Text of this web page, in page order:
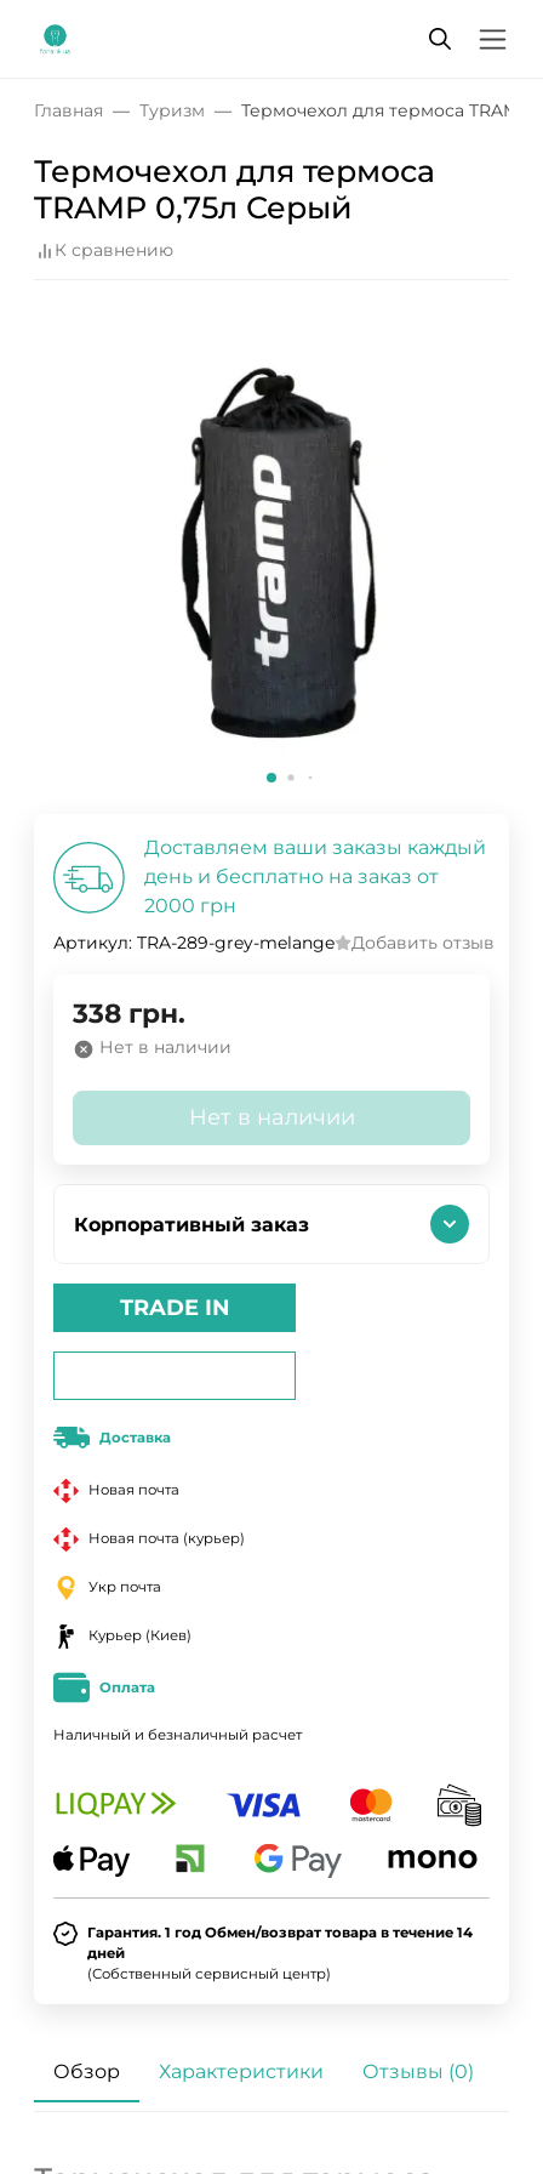
Главная Туризм Термочехол для термоса TRAMP
Термочехол для термоса
TRAMP 0,75л Серый
К сравнению
Доставляем ваши заказы каждый
день и бесплатно на заказ от
2000 грн
Артикул: TRA-289-grey-melange Добавить отзыв
338 грн.
Нет в наличии
Нет в наличии
Корпоративный заказ
TRADE IN
Доставка
Новая почта
Новая почта (курьер)
Укр почта
Курьер (Киев)
Оплата
Наличный и безналичный расчет
Гарантия. 1 год Обмен/возврат товара в течение 14
дней
(Собственный сервисный центр)
Обзор Характеристики Отзывы (0)